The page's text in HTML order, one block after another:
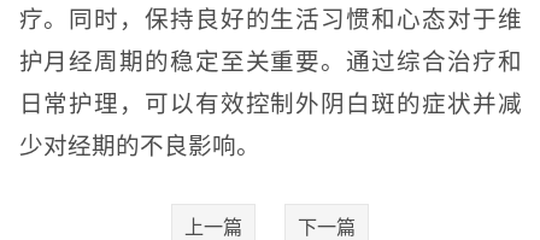
疗。同时，保持良好的生活习惯和心态对于维
护月经周期的稳定至关重要。通过综合治疗和
日常护理，可以有效控制外阴白斑的症状并减
少对经期的不良影响。
上一篇 下一篇